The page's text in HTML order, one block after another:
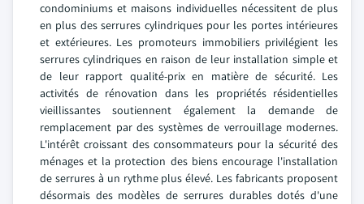
condominiums et maisons individuelles nécessitent de plus
en plus des serrures cylindriques pour les portes intérieures
et extérieures. Les promoteurs immobiliers privilégient les
serrures cylindriques en raison de leur installation simple et
de leur rapport qualité-prix en matière de sécurité. Les
activités de rénovation dans les propriétés résidentielles
vieillissantes soutiennent également la demande de
remplacement par des systèmes de verrouillage modernes.
L'intérêt croissant des consommateurs pour la sécurité des
ménages et la protection des biens encourage l'installation
de serrures à un rythme plus élevé. Les fabricants proposent
désormais des modèles de serrures durables dotés d'une